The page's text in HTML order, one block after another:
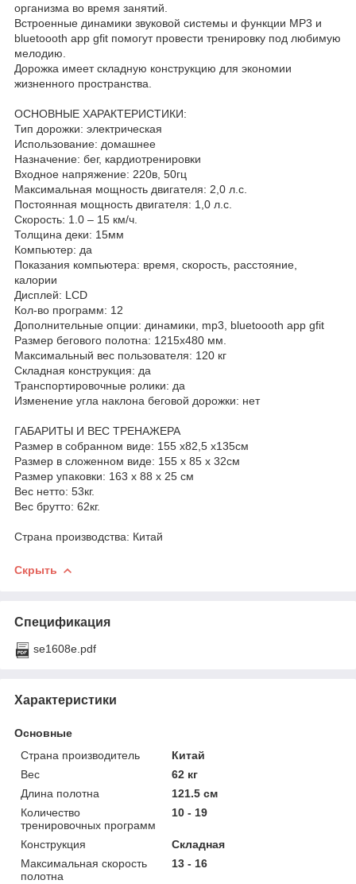
организма во время занятий.
Встроенные динамики звуковой системы и функции MP3 и
bluetoooth app gfit помогут провести тренировку под любимую
мелодию.
Дорожка имеет складную конструкцию для экономии
жизненного пространства.
ОСНОВНЫЕ ХАРАКТЕРИСТИКИ:
Тип дорожки: электрическая
Использование: домашнее
Назначение: бег, кардиотренировки
Входное напряжение: 220в, 50гц
Максимальная мощность двигателя: 2,0 л.с.
Постоянная мощность двигателя: 1,0 л.с.
Скорость: 1.0 – 15 км/ч.
Толщина деки: 15мм
Компьютер: да
Показания компьютера: время, скорость, расстояние,
калории
Дисплей: LCD
Кол-во программ: 12
Дополнительные опции: динамики, mp3, bluetoooth app gfit
Размер бегового полотна: 1215х480 мм.
Максимальный вес пользователя: 120 кг
Складная конструкция: да
Транспортировочные ролики: да
Изменение угла наклона беговой дорожки: нет
ГАБАРИТЫ И ВЕС ТРЕНАЖЕРА
Размер в собранном виде: 155 х82,5 х135см
Размер в сложенном виде: 155 х 85 х 32см
Размер упаковки: 163 х 88 х 25 см
Вес нетто: 53кг.
Вес брутто: 62кг.
Страна производства: Китай
Скрыть
Спецификация
se1608e.pdf
Характеристики
Основные
Страна производитель
Китай
Вес
62 кг
Длина полотна
121.5 см
Количество
тренировочных программ
10 - 19
Конструкция
Складная
Максимальная скорость
полотна
13 - 16